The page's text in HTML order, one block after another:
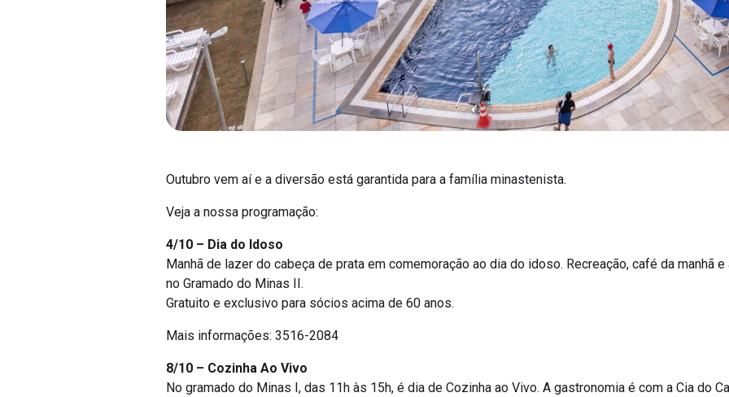
Outubro vem aí e a diversão está garantida para a família minastenista.
Veja a nossa programação:
4/10 – Dia do Idoso
Manhã de lazer do cabeça de prata em comemoração ao dia do idoso. Recreação, café da manhã
no Gramado do Minas II.
Gratuito e exclusivo para sócios acima de 60 anos.
Mais informações: 3516-2084
8/10 – Cozinha Ao Vivo
No gramado do Minas I, das 11h às 15h, é dia de Cozinha ao Vivo. A gastronomia é com a Cia do